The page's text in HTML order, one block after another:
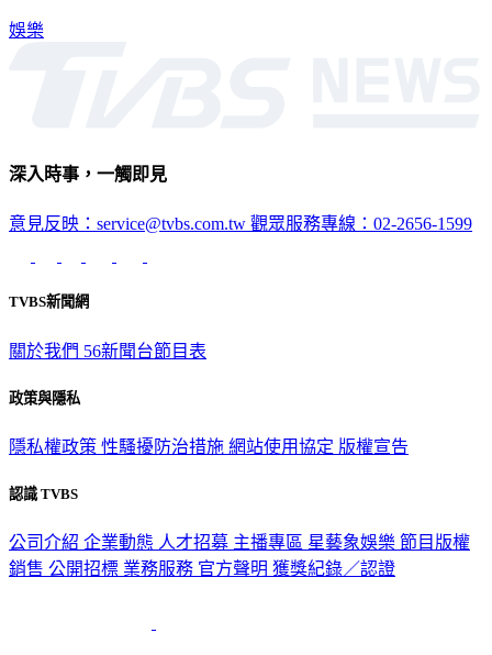
娛樂
深入時事，一觸即見
意見反映：service@tvbs.com.tw 觀眾服務專線：02-2656-1599
TVBS新聞網
關於我們 56新聞台節目表
政策與隱私
隱私權政策 性騷擾防治措施 網站使用協定 版權宣告
認識 TVBS
公司介紹 企業動態 人才招募 主播專區 星藝象娛樂 節目版權
銷售 公開招標 業務服務 官方聲明 獲獎紀錄／認證